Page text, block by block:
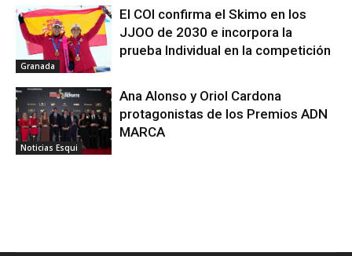
Granada
El COI confirma el Skimo en los
JJOO de 2030 e incorpora la
prueba Individual en la competición
Noticias Esqui
Ana Alonso y Oriol Cardona
protagonistas de los Premios ADN
MARCA